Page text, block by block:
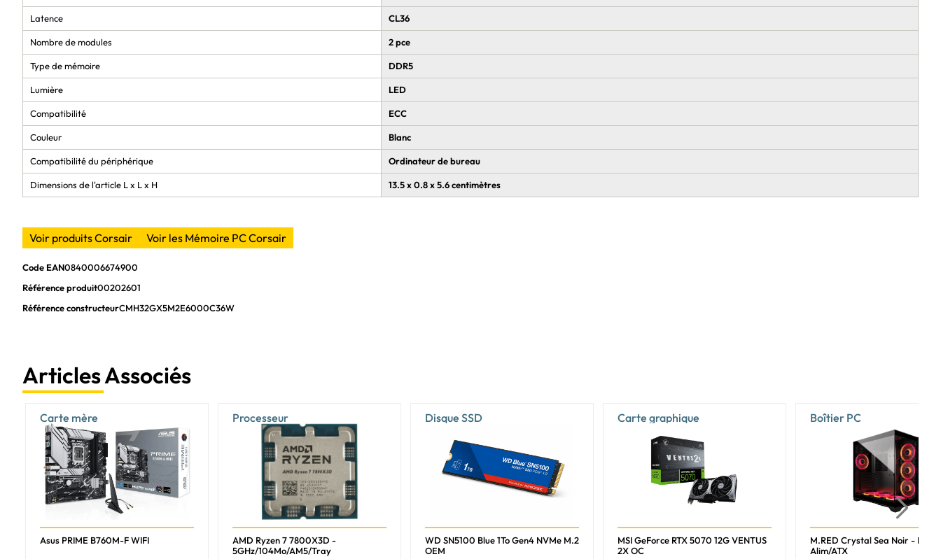
Latence CL36
Nombre de modules 2 pce
Type de mémoire DDR5
Lumière LED
Compatibilité ECC
Couleur Blanc
Compatibilité du périphérique ‎ Ordinateur de bureau
Dimensions de l'article L x L x H ‎13.5 x 0.8 x 5.6 centimètres
Voir produits Corsair Voir les Mémoire PC Corsair
Code EAN0840006674900
Référence produit00202601
Référence constructeurCMH32GX5M2E6000C36W
Articles Associés
Carte mère
Asus PRIME B760M-F WIFI
Processeur
AMD Ryzen 7 7800X3D -
5GHz/104Mo/AM5/Tray
Disque SSD
WD SN5100 Blue 1To Gen4 NVMe M.2
OEM
Carte graphique
MSI GeForce RTX 5070 12G VENTUS
2X OC
Boîtier PC
M.RED Crystal Sea Noir - MT/
Alim/ATX